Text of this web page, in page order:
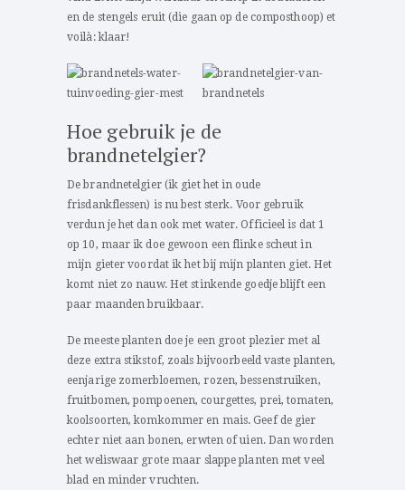
en de stengels eruit (die gaan op de composthoop) et
voilà: klaar!
Hoe gebruik je de
brandnetelgier?
De brandnetelgier (ik giet het in oude
frisdankflessen) is nu best sterk. Voor gebruik
verdun je het dan ook met water. Officieel is dat 1
op 10, maar ik doe gewoon een flinke scheut in
mijn gieter voordat ik het bij mijn planten giet. Het
komt niet zo nauw. Het stinkende goedje blijft een
paar maanden bruikbaar.
De meeste planten doe je een groot plezier met al
deze extra stikstof, zoals bijvoorbeeld vaste planten,
eenjarige zomerbloemen, rozen, bessenstruiken,
fruitbomen, pompoenen, courgettes, prei, tomaten,
koolsoorten, komkommer en mais. Geef de gier
echter niet aan bonen, erwten of uien. Dan worden
het weliswaar grote maar slappe planten met veel
blad en minder vruchten.